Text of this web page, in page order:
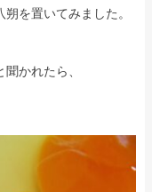
を置いてみました。
かれたら、